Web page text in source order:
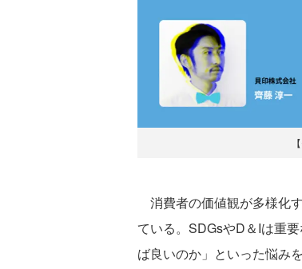
消費者の価値観が多様化
ている。SDGsやD＆Iは重
ば良いのか」といった悩み